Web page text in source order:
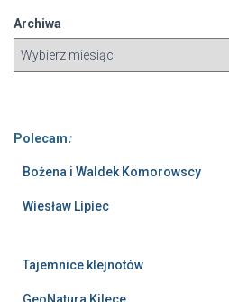
Archiwa
Polecam:
Bożena i Waldek Komorowscy
Wiesław Lipiec
Tajemnice klejnotów